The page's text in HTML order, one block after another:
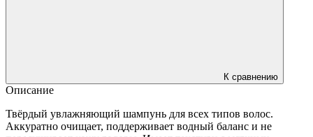
К сравнению
Описание
Твёрдый увлажняющий шампунь для всех типов волос.
Аккуратно очищает, поддерживает водный баланс и не